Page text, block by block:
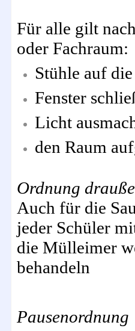
Für alle gilt
oder Fachraum:
Stühle auf
Fenster
Licht
den Raum
Ordnung
Auch für die
jeder Schüler
die Mülleimer
behandeln
Pausenordnung